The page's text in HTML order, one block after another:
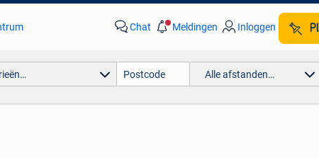
Chat Meldingen Inloggen
Alle afstanden…